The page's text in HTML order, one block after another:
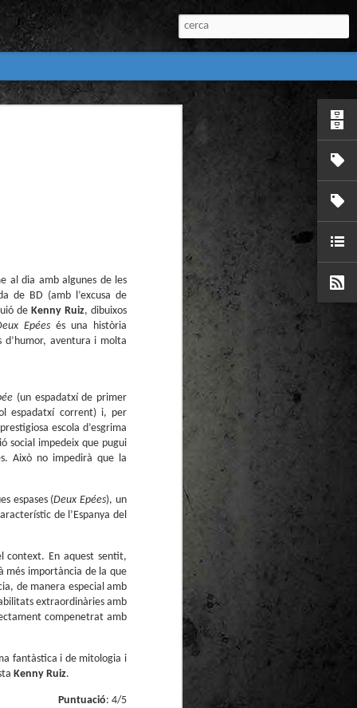
al dia amb algunes de les
de BD (amb l’excusa de
de Kenny Ruiz, dibuixos
Epées és una història
d’humor, aventura i molta
(un espadatxí de primer
espadatxí corrent) i, per
escola d’esgrima
social impedeix que pugui
Això no impedirà que la
espases (Deux Epées), un
de l’Espanya del
context. En aquest sentit,
més importància de la que
de manera especial amb
extraordinàries amb
compenetrat amb
fantàstica i de mitologia i
Kenny Ruiz.
Puntuació: 4/5
Còmic 2018) i
torna amb
blanc. L’obra no
profunda